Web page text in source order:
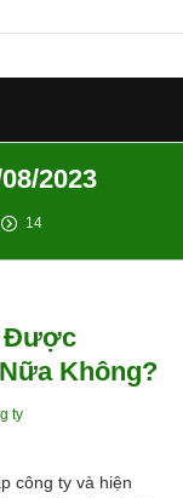
2023
14
Được
Không?
ty
công ty và hiện